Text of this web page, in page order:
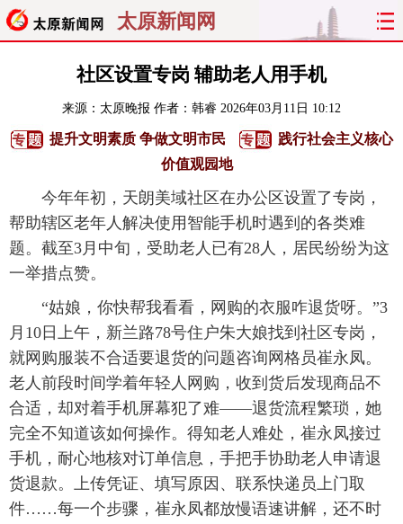
太原新闻网
聚焦 太原
经济 关注 文明 出行
曝光
旅游 理财 政务 教育
看天下 晋月读 最太原 网罗民生
社区设置专岗 辅助老人用手机
来源： 太原晚报 作者：韩睿 2026年03月11日 10:12
提升文明素质 争做文明市民
践行社会主义核心
价值观园地
今年年初，天朗美域社区在办公区设置了专岗，
帮助辖区老年人解决使用智能手机时遇到的各类难
题。截至3月中旬，受助老人已有28人，居民纷纷为这
一举措点赞。
“姑娘，你快帮我看看，网购的衣服咋退货呀。”3
月10日上午，新兰路78号住户朱大娘找到社区专岗，
就网购服装不合适要退货的问题咨询网格员崔永凤。
老人前段时间学着年轻人网购，收到货后发现商品不
合适，却对着手机屏幕犯了难——退货流程繁琐，她
完全不知道该如何操作。得知老人难处，崔永凤接过
手机，耐心地核对订单信息，手把手协助老人申请退
货退款。上传凭证、填写原因、联系快递员上门取
件……每一个步骤，崔永凤都放慢语速讲解，还不时